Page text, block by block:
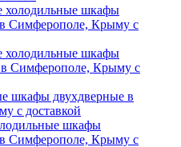
холодильные шкафы
Симферополе, Крыму с
холодильные шкафы
Симферополе, Крыму с
шкафы двухдверные в
с доставкой
шкафы
Симферополе, Крыму с